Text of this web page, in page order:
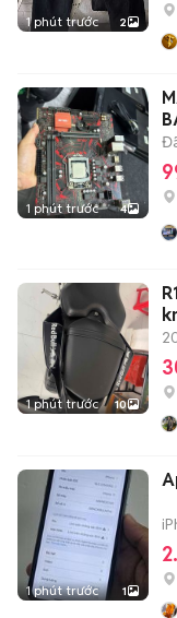
1 phút trước 2
1 phút trước 4
1 phút trước 10
1 phút trước 1